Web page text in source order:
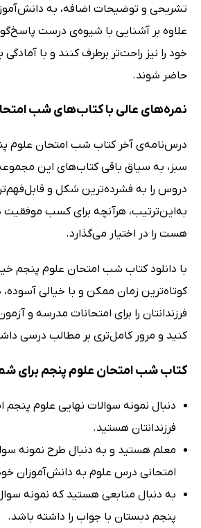
تشریحی و توضیحات اضافه، به
علاوه بر آشنایی با شیوه‌ی درست
خود را نیز راحت‌تر برطرف کنند و با
حاضر شوند.
نمره‌های عالی با کتاب‌های شب
درس‌نامه‌ی آخر کتاب شب امتحان علوم
سبز، به سیاق باقی کتاب‌های این
دروس را به فشرده‌ترین شکل و
به‌این‌ترتیب، هرآنچه برای کسب موفقیت
هست را در اختیار می‌گذارد.
با دانلود کتاب شب امتحان علوم پنجم
کوتاه‌ترین زمان ممکن و با خیالی
فرزندانتان را برای امتحانات مدرسه و
کنید و مرور کامل‌تری بر مطالب درسی
کتاب شب امتحان علوم پنجم برای
دنبال نمونه سوالات نهایی علوم پنجم
فرزندانتان هستید.
معلم هستید و به دنبال طرح نمونه
امتحانی درس علوم به دانش‌آموزان
به دنبال منابعی هستید که نمونه
پنجم دبستان با جواب را داشته باشد.